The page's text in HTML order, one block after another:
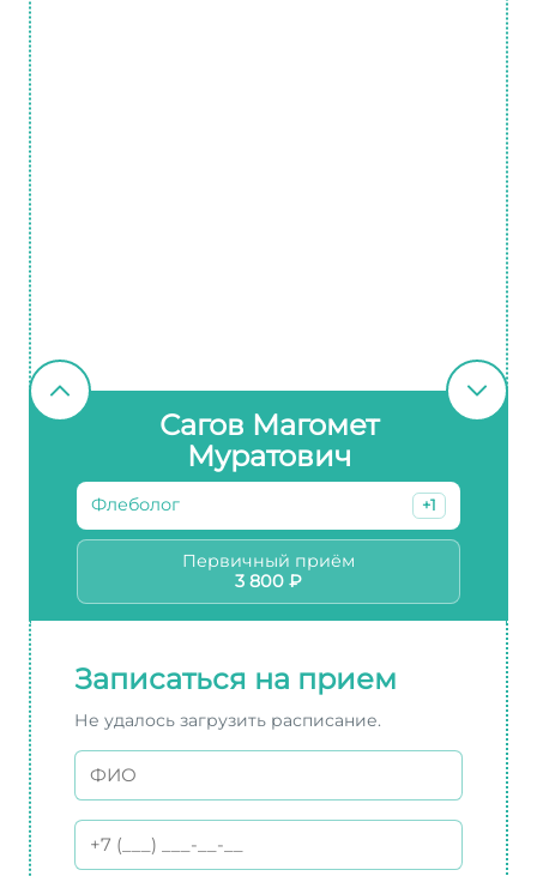
Сагов Магомет
Муратович
Флеболог +1
Первичный приём
3 800 ₽
Записаться на прием
Не удалось загрузить расписание.